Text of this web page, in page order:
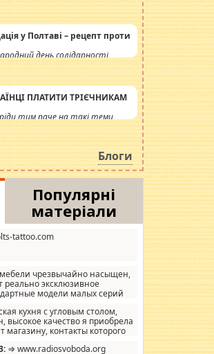
у Полтаві – рецепт проти
день солідарності
ПЛАТИТИ ТРІЄЧНИКАМ
тим паче на такі теми,
Обурюють сьогоднішні
стипендіального питання.
ще одна соціальна
Блоги
Популярні
матеріали
tattoo.com
чрезвычайно насыщен,
реально эксклюзивное
модели малых серий
формы, в MebelOk,
- со вкусом все в порядке,
мебель, а это не
кухня с угловым столом,
высокое качество я приобрела
магазину, контакты которого
⇒ www.radiosvoboda.org